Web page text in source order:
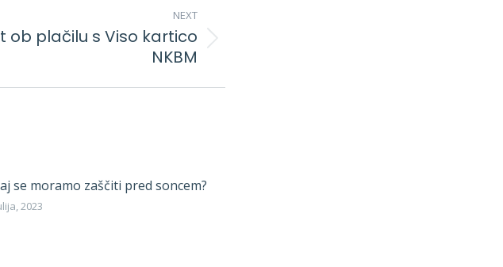
NEXT
ob plačilu s Viso kartico
NKBM
se moramo zaščiti pred soncem?
2023